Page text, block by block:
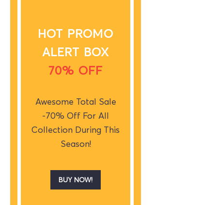
HOT PROMO
ALERT BOX
70% OFF
Awesome Total Sale
-70% Off For All
Collection During This
Season!
BUY NOW!